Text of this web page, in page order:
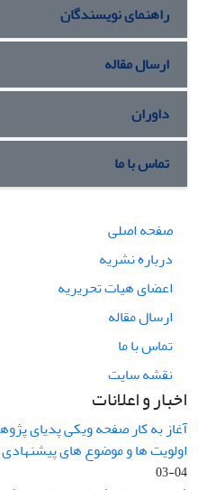
راهنمای نویسندگان
ارسال مقاله
داوران
تماس با ما
صفحه اصلی
درباره نشریه
اعضای هیات تحریریه
ارسال مقاله
تماس با ما
نقشه سایت
اخبار و اعلانات
آغاز به کار صفحه ویکی پدیای
اولویت ها و موضوع های
04-03